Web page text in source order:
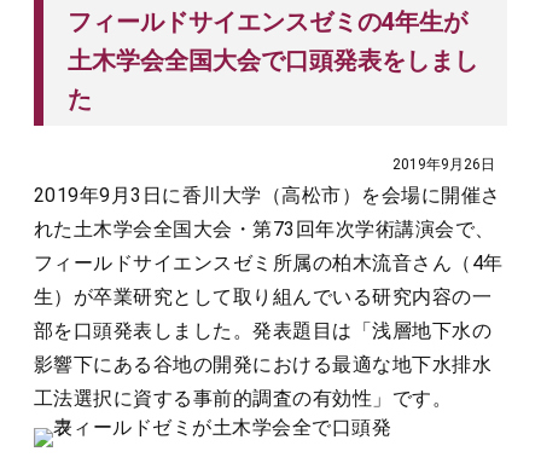
フィールドサイエンスゼミの4年生が
土木学会全国大会で口頭発表をしまし
た
2019年9月26日
2019年9月3日に香川大学（高松市）を会場に開催さ
れた土木学会全国大会・第73回年次学術講演会で、
フィールドサイエンスゼミ所属の柏木流音さん（4年
生）が卒業研究として取り組んでいる研究内容の一
部を口頭発表しました。発表題目は「浅層地下水の
影響下にある谷地の開発における最適な地下水排水
工法選択に資する事前的調査の有効性」です。